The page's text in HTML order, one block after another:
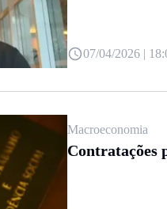
07/04/2026 |
Macroeconomia
Contratações